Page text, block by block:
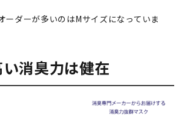
ーダーが多いのはMサイズになっていま
消臭力は健在